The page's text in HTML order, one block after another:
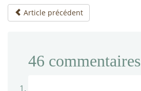
Article précédent
46 commentaires